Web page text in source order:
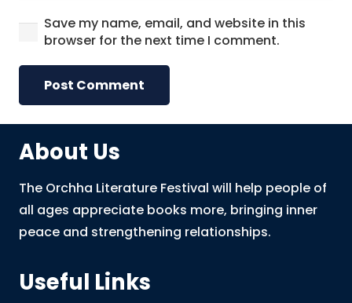
Save my name, email, and website in this
browser for the next time I comment.
Post Comment
About Us
The Orchha Literature Festival will help people of
all ages appreciate books more, bringing inner
peace and strengthening relationships.
Useful Links